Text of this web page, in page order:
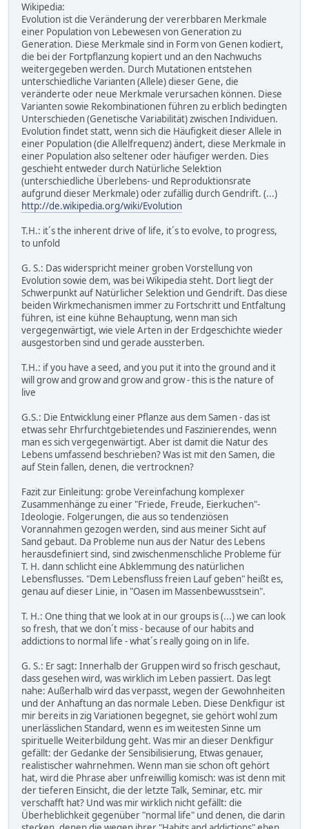
Wikipedia:
Evolution ist die Veränderung der vererbbaren Merkmale
einer Population von Lebewesen von Generation zu
Generation. Diese Merkmale sind in Form von Genen kodiert,
die bei der Fortpflanzung kopiert und an den Nachwuchs
weitergegeben werden. Durch Mutationen entstehen
unterschiedliche Varianten (Allele) dieser Gene, die
veränderte oder neue Merkmale verursachen können. Diese
Varianten sowie Rekombinationen führen zu erblich bedingten
Unterschieden (Genetische Variabilität) zwischen Individuen.
Evolution findet statt, wenn sich die Häufigkeit dieser Allele in
einer Population (die Allelfrequenz) ändert, diese Merkmale in
einer Population also seltener oder häufiger werden. Dies
geschieht entweder durch Natürliche Selektion
(unterschiedliche Überlebens- und Reproduktionsrate
aufgrund dieser Merkmale) oder zufällig durch Gendrift. (...)
http://de.wikipedia.org/wiki/Evolution
T.H.: it´s the inherent drive of life, it´s to evolve, to progress,
to unfold
G. S.: Das widerspricht meiner groben Vorstellung von
Evolution sowie dem, was bei Wikipedia steht. Dort liegt der
Schwerpunkt auf Natürlicher Selektion und Gendrift. Das diese
beiden Wirkmechanismen immer zu Fortschritt und Entfaltung
führen, ist eine kühne Behauptung, wenn man sich
vergegenwärtigt, wie viele Arten in der Erdgeschichte wieder
ausgestorben sind und gerade aussterben.
T.H.: if you have a seed, and you put it into the ground and it
will grow and grow and grow and grow - this is the nature of
live
G.S.: Die Entwicklung einer Pflanze aus dem Samen - das ist
etwas sehr Ehrfurchtgebietendes und Faszinierendes, wenn
man es sich vergegenwärtigt. Aber ist damit die Natur des
Lebens umfassend beschrieben? Was ist mit den Samen, die
auf Stein fallen, denen, die vertrocknen?
Fazit zur Einleitung: grobe Vereinfachung komplexer
Zusammenhänge zu einer "Friede, Freude, Eierkuchen"-
Ideologie. Folgerungen, die aus so tendenziösen
Vorannahmen gezogen werden, sind aus meiner Sicht auf
Sand gebaut. Da Probleme nun aus der Natur des Lebens
herausdefiniert sind, sind zwischenmenschliche Probleme für
T. H. dann schlicht eine Abklemmung des natürlichen
Lebensflusses. "Dem Lebensfluss freien Lauf geben" heißt es,
genau auf dieser Linie, in "Oasen im Massenbewusstsein".
T. H.: One thing that we look at in our groups is (...) we can look
so fresh, that we don´t miss - because of our habits and
addictions to normal life - what´s really going on in life.
G. S.: Er sagt: Innerhalb der Gruppen wird so frisch geschaut,
dass gesehen wird, was wirklich im Leben passiert. Das legt
nahe: Außerhalb wird das verpasst, wegen der Gewohnheiten
und der Anhaftung an das normale Leben. Diese Denkfigur ist
mir bereits in zig Variationen begegnet, sie gehört wohl zum
unerlässlichen Standard, wenn es im weitesten Sinne um
spirituelle Weiterbildung geht. Was mir an dieser Denkfigur
gefällt: der Gedanke der Sensibilisierung, Etwas genauer,
realistischer wahrnehmen. Wenn man sie schon oft gehört
hat, wird die Phrase aber unfreiwillig komisch: was ist denn mit
der tieferen Einsicht, die der letzte Talk, Seminar, etc. mir
verschafft hat? Und was mir wirklich nicht gefällt: die
Überheblichkeit gegenüber "normal life" und denen, die darin